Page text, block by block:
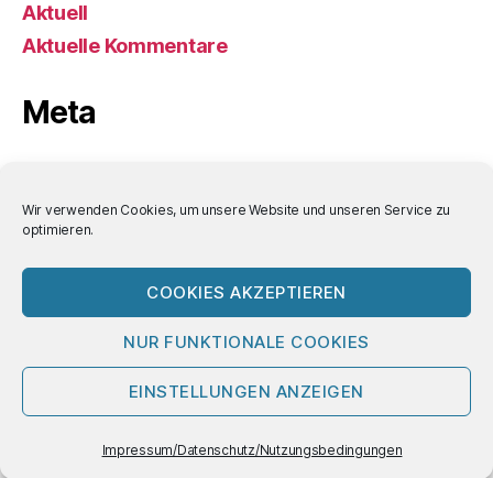
Wir verwenden Cookies, um unsere Website und unseren Service zu
optimieren.
COOKIES AKZEPTIEREN
NUR FUNKTIONALE COOKIES
EINSTELLUNGEN ANZEIGEN
Impressum/Datenschutz/Nutzungsbedingungen
Aktuell
Aktuelle Kommentare
Meta
Eintrags-Feed
Kommentar-Feed
WordPress.org
© 2026Bornemann-Aktuell
Impressum/Datenschutz/Nutzungsbedin
Nach oben↑